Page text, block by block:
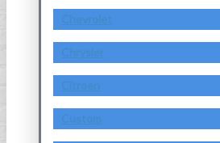
Chevrolet
Chrysler
Citroen
Custom